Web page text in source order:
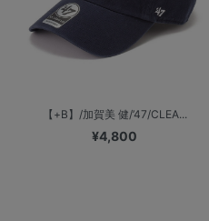
【+B】/加賀美 健/’47/CLEA...
¥4,800